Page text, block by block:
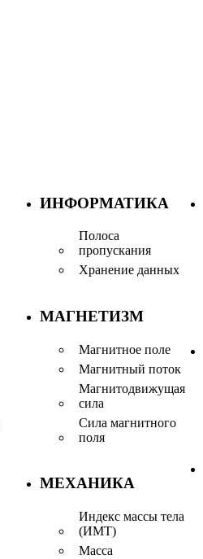
ИНФОРМАТИКА
Полоса
пропускания
Хранение данных
МАГНЕТИЗМ
Магнитное поле
Магнитный поток
Магнитодвижущая
сила
Сила магнитного
поля
МЕХАНИКА
Индекс массы тела
(ИМТ)
Масса